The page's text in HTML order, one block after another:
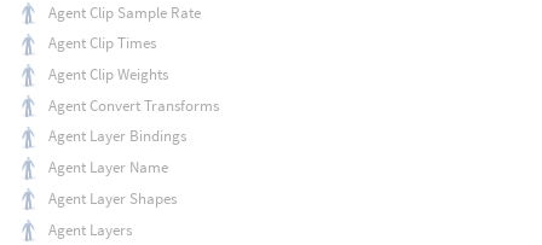
Agent Clip Sample Rate
Agent Clip Times
Agent Clip Weights
Agent Convert Transforms
Agent Layer Bindings
Agent Layer Name
Agent Layer Shapes
Agent Layers